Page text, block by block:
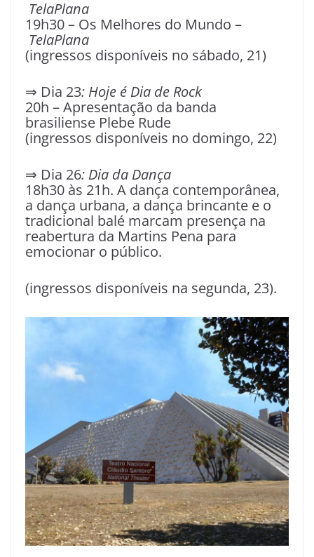
TelaPlana
19h30 – Os Melhores do Mundo –
TelaPlana
(ingressos disponíveis no sábado, 21)
⇒ Dia 23: Hoje é Dia de Rock
20h – Apresentação da banda
brasiliense Plebe Rude
(ingressos disponíveis no domingo, 22)
⇒ Dia 26: Dia da Dança
18h30 às 21h. A dança contemporânea,
a dança urbana, a dança brincante e o
tradicional balé marcam presença na
reabertura da Martins Pena para
emocionar o público.
(ingressos disponíveis na segunda, 23).